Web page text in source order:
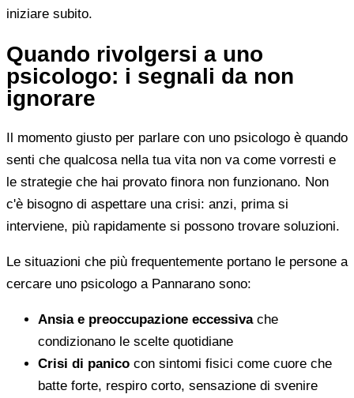
iniziare subito.
Quando rivolgersi a uno
psicologo: i segnali da non
ignorare
Il momento giusto per parlare con uno psicologo è quando
senti che qualcosa nella tua vita non va come vorresti e
le strategie che hai provato finora non funzionano. Non
c'è bisogno di aspettare una crisi: anzi, prima si
interviene, più rapidamente si possono trovare soluzioni.
Le situazioni che più frequentemente portano le persone a
cercare uno psicologo a Pannarano sono:
Ansia e preoccupazione eccessivache
condizionano le scelte quotidiane
Crisi di panico con sintomi fisici come cuore che
batte forte, respiro corto, sensazione di svenire